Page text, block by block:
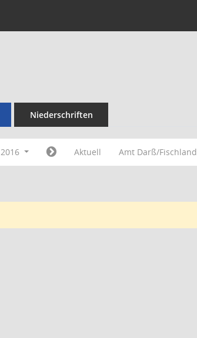
Niederschriften
2016 Aktuell Amt Darß/Fischland